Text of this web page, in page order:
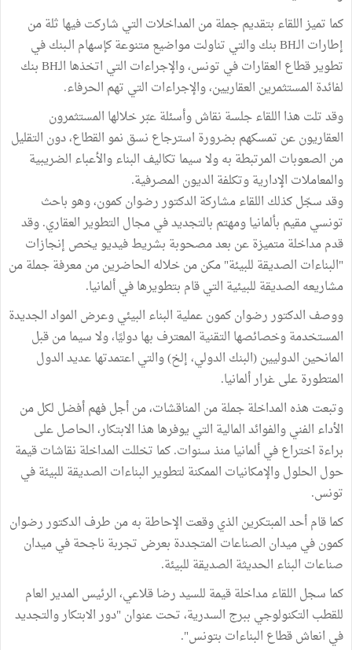
كما تميز اللقاء بتقديم جملة من المداخلات التي شاركت فيها ثلة من
إطارات الـBH بنك والتي تناولت مواضيع متنوعة كإسهام الـبنك في
تطوير قطاع العقارات في تونس، والإجراءات التي اتخذها الـBH بنك
لفائدة المستثمرين العقاريين، والإجراءات التي تهم الحرفاء.
وقد تلت هذا اللقاء جلسة نقاش وأسئلة عبّر خلالها المستثمرون
العقاريون عن تمسكهم بضرورة استرجاع نسق نمو القطاع، دون التقليل
من الصعوبات المرتبطة به ولا سيما تكاليف البناء والأعباء الضريبية
والمعاملات الإدارية وتكلفة الديون المصرفية.
وقد سجّل كذلك اللقاء مشاركة الدكتور رضوان كمون، وهو باحث
تونسي مقيم بألمانيا ومهتم بالتجديد في مجال التطوير العقاري. وقد
قدم مداخلة متميزة عن بعد مصحوبة بشريط فيديو يخص إنجازات
"البناءات الصديقة للبيئة" مكن من خلاله الحاضرين من معرفة جملة من
مشاريعه الصديقة للبيئية التي قام بتطويرها في ألمانيا.
ووصف الدكتور رضوان كمون عملية البناء البيئي وعرض المواد الجديدة
المستخدمة وخصائصها التقنية المعترف بها دوليًا، ولا سيما من قبل
المانحين الدوليين (البنك الدولي، إلخ) والتي اعتمدتها عديد الدول
المتطورة على غرار ألمانيا.
وتبعت هذه المداخلة جملة من المناقشات، من أجل فهم أفضل لكل من
الأداء الفني والفوائد المالية التي يوفرها هذا الابتكار، الحاصل على
براءة اختراع في ألمانيا منذ سنوات. كما تخللت المداخلة نقاشات قيمة
حول الحلول والإمكانيات الممكنة لتطوير البناءات الصديقة للبيئة في
تونس.
كما قام أحد المبتكرين الذي وقعت الإحاطة به من طرف الدكتور رضوان
كمون في ميدان الصناعات المتجددة بعرض تجربة ناجحة في ميدان
صناعات البناء الحديثة الصديقة للبيئة.
كما سجل اللقاء مداخلة قيمة للسيد رضا قلاعي، الرئيس المدير العام
للقطب التكنولوجي ببرج السدرية، تحت عنوان "دور الابتكار والتجديد
في انعاش قطاع البناءات بتونس".